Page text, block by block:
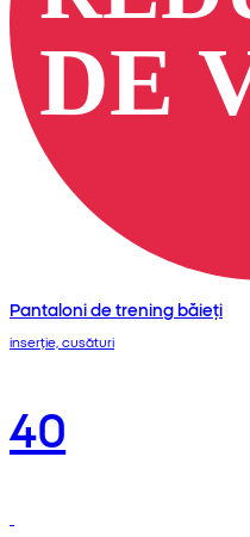
Pantaloni de trening băieți
inserție, cusături
40